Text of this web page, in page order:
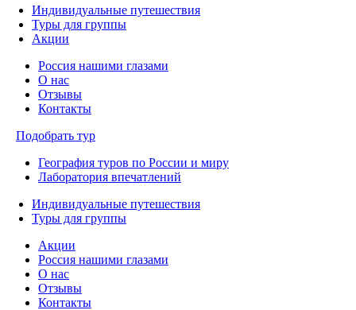
Индивидуальные путешествия
Туры для группы
Акции
Россия нашими глазами
О нас
Отзывы
Контакты
Подобрать тур
География туров по России и миру
Лаборатория впечатлений
Индивидуальные путешествия
Туры для группы
Акции
Россия нашими глазами
О нас
Отзывы
Контакты